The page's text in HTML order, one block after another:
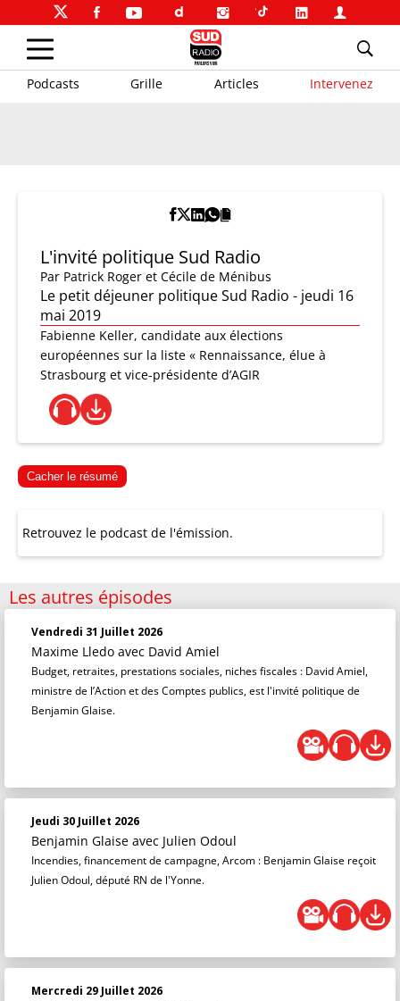
Podcasts Grille Articles Intervenez
L'invité politique Sud Radio
Par Patrick Roger et Cécile de Ménibus
Le petit déjeuner politique Sud Radio - jeudi 16
mai 2019
Fabienne Keller, candidate aux élections
européennes sur la liste « Rennaissance, élue à
Strasbourg et vice-présidente d’AGIR
Cacher le résumé
Retrouvez le podcast de l'émission.
Les autres épisodes
Vendredi 31 Juillet 2026
Maxime Lledo avec David Amiel
Budget, retraites, prestations sociales, niches fiscales : David Amiel,
ministre de l’Action et des Comptes publics, est l'invité politique de
Benjamin Glaise.
Jeudi 30 Juillet 2026
Benjamin Glaise avec Julien Odoul
Incendies, financement de campagne, Arcom : Benjamin Glaise reçoit
Julien Odoul, député RN de l'Yonne.
Mercredi 29 Juillet 2026